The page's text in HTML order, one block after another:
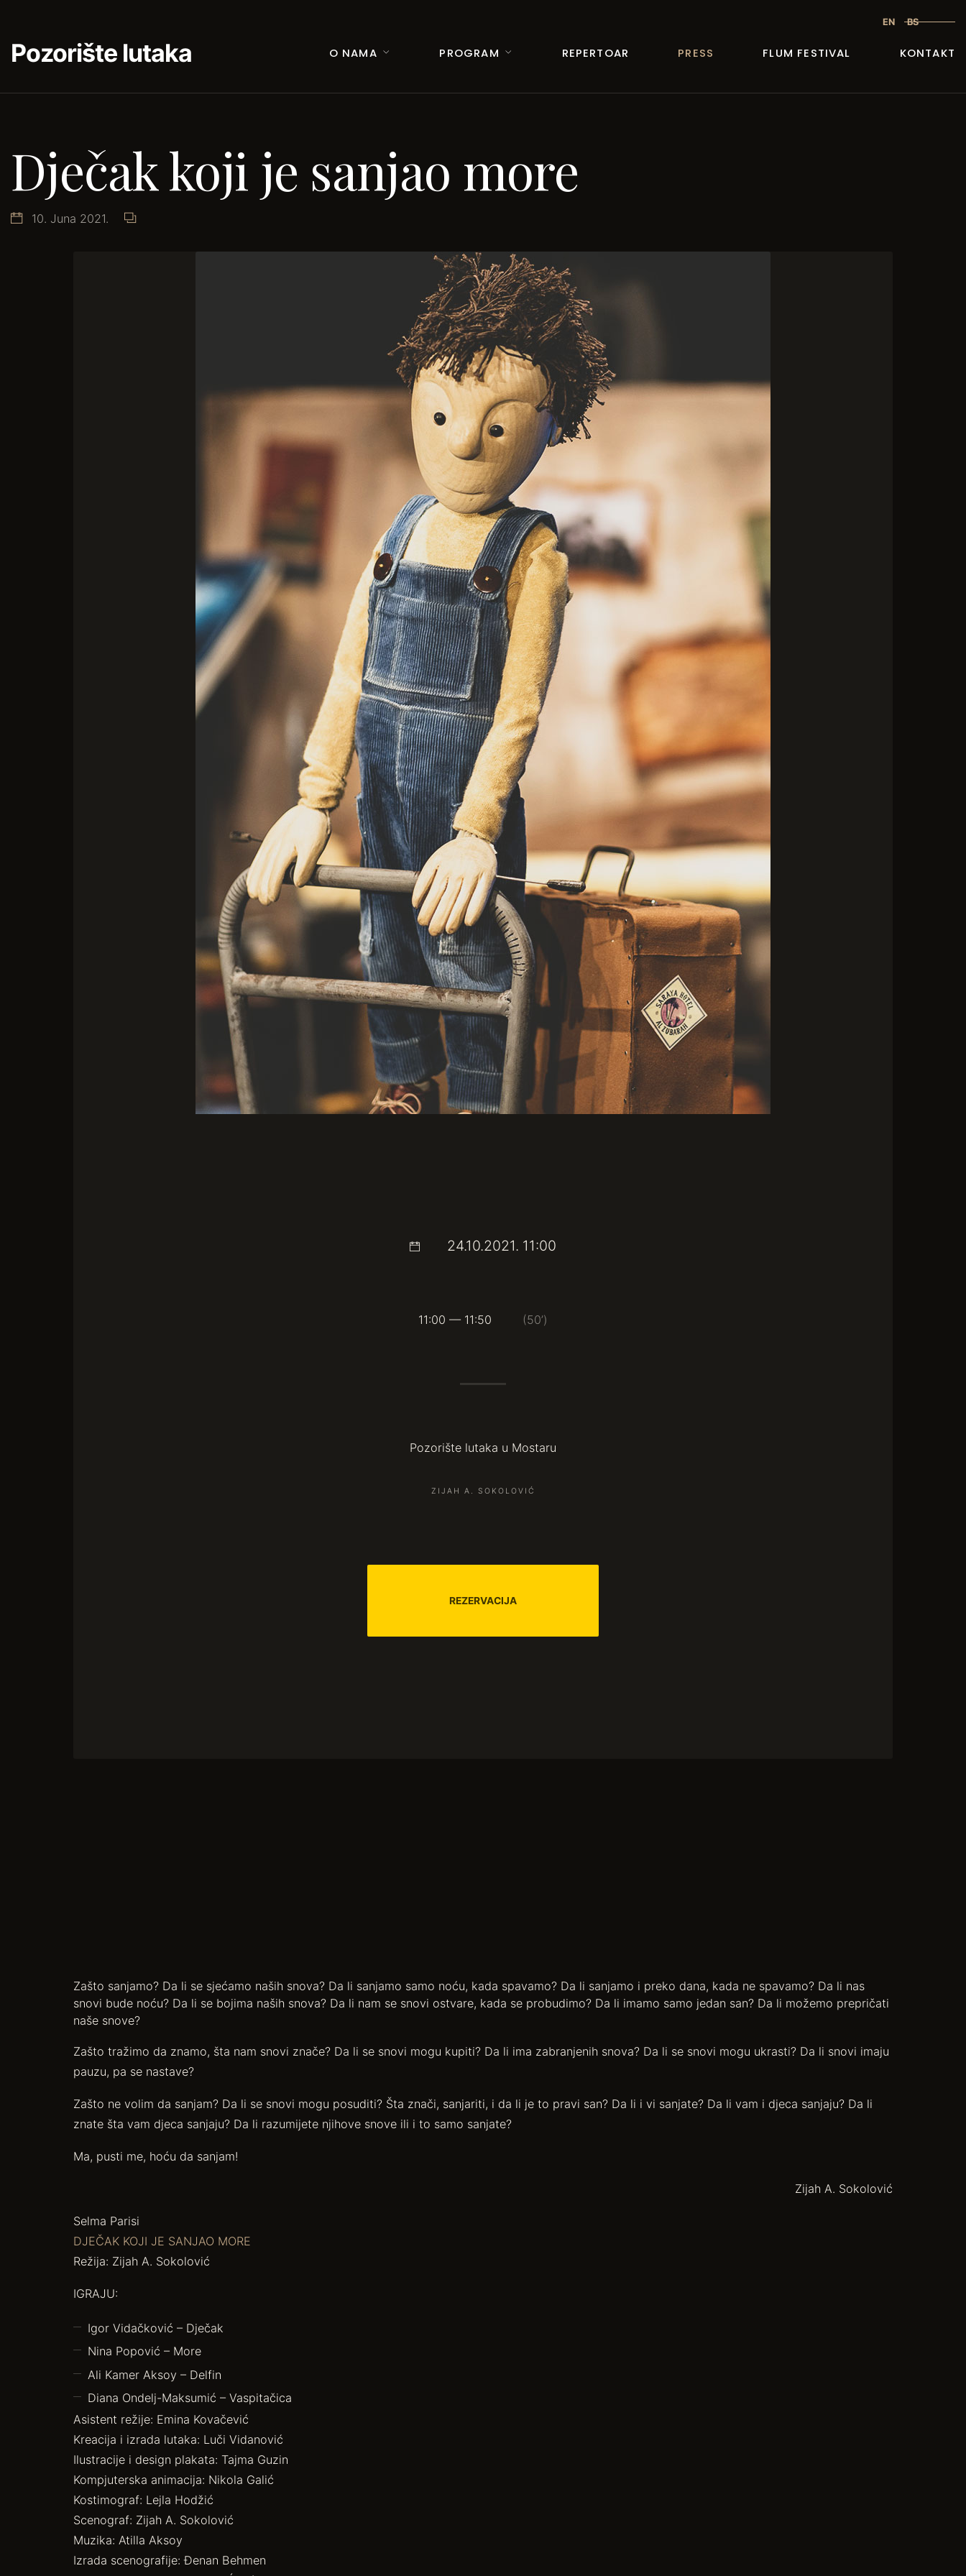
EN BS
Pozorište lutaka O NAMA PROGRAM REPERTOAR PRESS FLUM FESTIVAL KONTAKT
Dječak koji je sanjao more
10. Juna 2021.
Zašto sanjamo? Da li se sjećamo naših snova? Da li sanjamo samo noću, kada spavamo? Da li sanjamo i preko dana, kada ne spavamo? Da li nas
snovi bude noću? Da li se bojima naših snova? Da li nam se snovi ostvare, kada se probudimo? Da li imamo samo jedan san? Da li možemo prepričati
naše snove?
Zašto tražimo da znamo, šta nam snovi znače? Da li se snovi mogu kupiti? Da li ima zabranjenih snova? Da li se snovi mogu ukrasti? Da li snovi imaju
pauzu, pa se nastave?
Zašto ne volim da sanjam? Da li se snovi mogu posuditi? Šta znači, sanjariti, i da li je to pravi san? Da li i vi sanjate? Da li vam i djeca sanjaju? Da li
znate šta vam djeca sanjaju? Da li razumijete njihove snove ili i to samo sanjate?
Ma, pusti me, hoću da sanjam!
Zijah A. Sokolović
Selma Parisi
DJEČAK KOJI JE SANJAO MORE
Režija: Zijah A. Sokolović
IGRAJU:
Igor Vidačković – Dječak
Nina Popović – More
Ali Kamer Aksoy – Delfin
Diana Ondelj-Maksumić – Vaspitačica
Asistent režije: Emina Kovačević
Kreacija i izrada lutaka: Luči Vidanović
Ilustracije i design plakata: Tajma Guzin
Kompjuterska animacija: Nikola Galić
Kostimograf: Lejla Hodžić
Scenograf: Zijah A. Sokolović
Muzika: Atilla Aksoy
Izrada scenografije: Đenan Behmen
24.10.2021. 11:00
11:00 — 11:50 (50’)
Pozorište lutaka u Mostaru
ZIJAH A. SOKOLOVIĆ
REZERVACIJA